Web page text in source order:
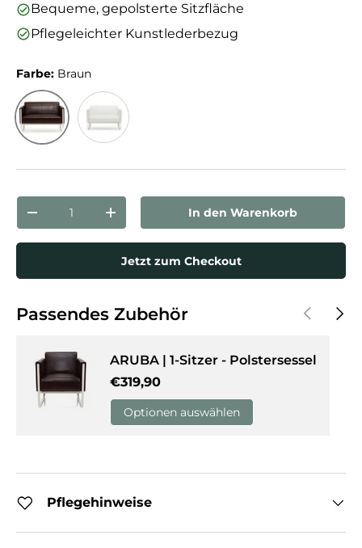
Bequeme, gepolsterte Sitzfläche
Pflegeleichter Kunstlederbezug
Farbe: Braun
Menge verringernMenge erhöhenIn den Warenkorb
Jetzt zum Checkout
Passendes Zubehör Vorherige
ARUBA | 1-Sitzer - Polstersessel
Normaler Preis
€319,90
Optionen auswählen
Pflegehinweise